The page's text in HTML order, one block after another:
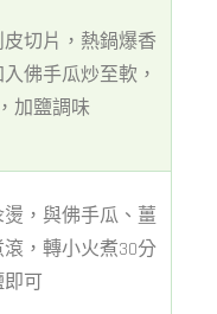
切片，熱鍋爆香
佛手瓜炒至軟，
加鹽調味
，與佛手瓜、薑
，轉小火煮30分
可